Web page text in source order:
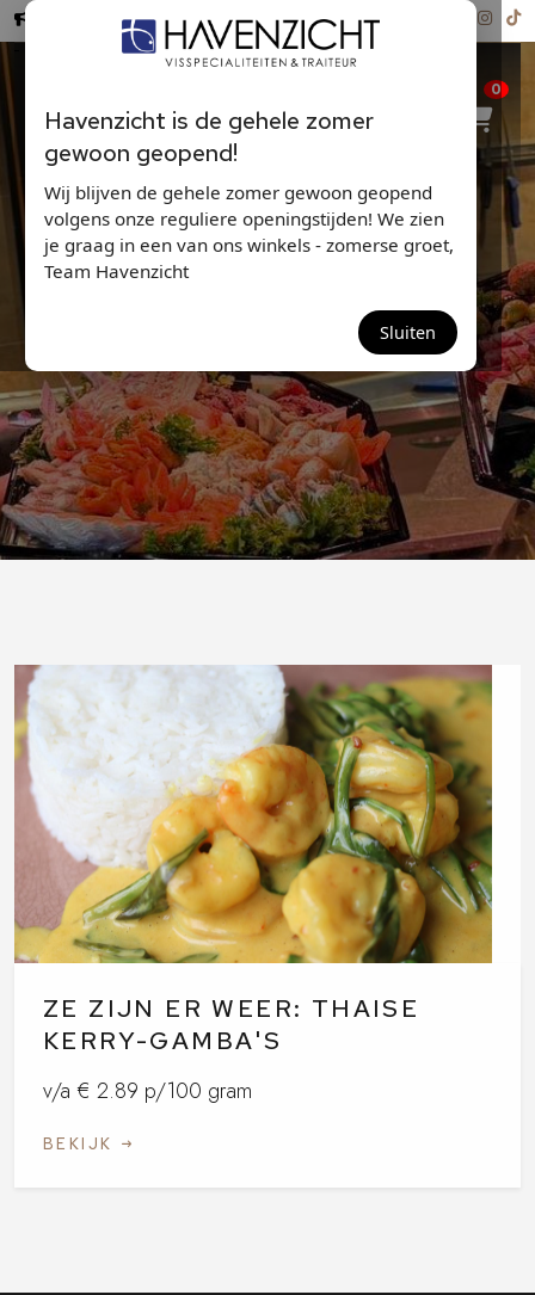
Havenzicht is de gehele zomer
gewoon geopend!
Wij blijven de gehele zomer gewoon geopend
volgens onze reguliere openingstijden! We zien
je graag in een van ons winkels - zomerse groet,
Team Havenzicht
Sluiten
Hollandse Nieuwe ...
0
HOOFDGERECHTEN
ZE ZIJN ER WEER: THAISE
KERRY-GAMBA'S
v/a € 2.89 p/100 gram
BEKIJK